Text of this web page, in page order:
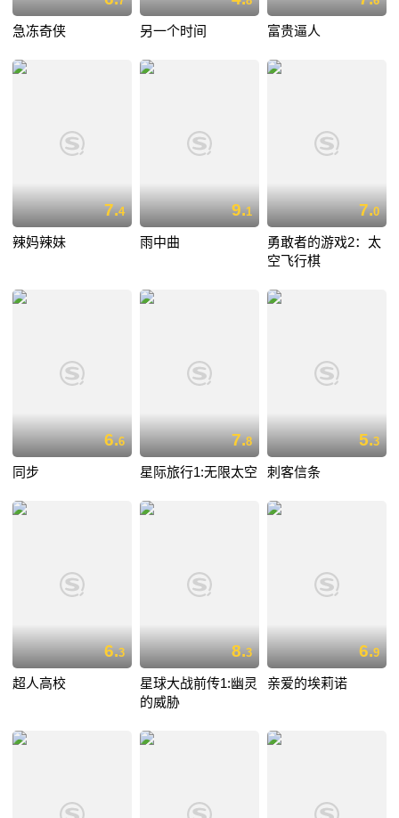
急冻奇侠 另一个时间 富贵逼人
7.4
辣妈辣妹
9.1
雨中曲
7.0
勇敢者的游戏2：太
空飞行棋
6.6
同步
7.8
星际旅行1:无限太空
5.3
刺客信条
6.3
超人高校
8.3
星球大战前传1:幽灵
的威胁
6.9
亲爱的埃莉诺